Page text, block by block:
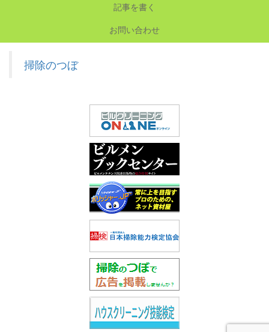
記事を書く
お問い合わせ
掃除のつぼ